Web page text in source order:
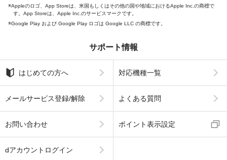
Appleのロゴ、App Storeは、米国もしくはその他の国や地域におけるApple Inc.の商標で
す。App Storeは、Apple Inc.のサービスマークです。
Google Play および Google Play ロゴは Google LLC の商標です。
サポート情報
はじめての方へ 対応機種一覧
メールサービス登録/解除 よくある質問
お問い合わせ ポイント表示設定
dアカウントログイン